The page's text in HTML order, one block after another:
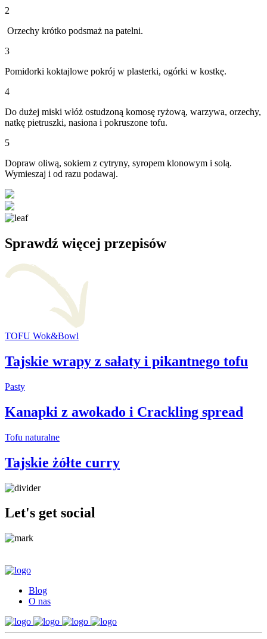
2
Orzechy krótko podsmaż na patelni.
3
Pomidorki koktajlowe pokrój w plasterki, ogórki w kostkę.
4
Do dużej miski włóż ostudzoną komosę ryżową, warzywa, orzechy,
natkę pietruszki, nasiona i pokruszone tofu.
5
Dopraw oliwą, sokiem z cytryny, syropem klonowym i solą.
Wymieszaj i od razu podawaj.
Sprawdź więcej przepisów
TOFU Wok&Bowl
Tajskie wrapy z sałaty i pikantnego tofu
Pasty
Kanapki z awokado i Crackling spread
Tofu naturalne
Tajskie żółte curry
Let's get social
Blog
O nas